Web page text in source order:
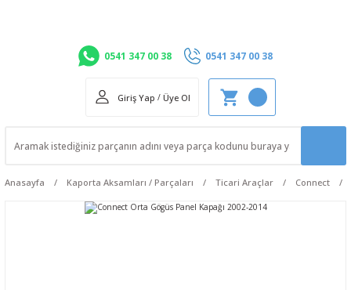
0541 347 00 38 0541 347 00 38
Giriş Yap / Üye Ol
Anasayfa Kaporta Aksamları / Parçaları Ticari Araçlar Connect